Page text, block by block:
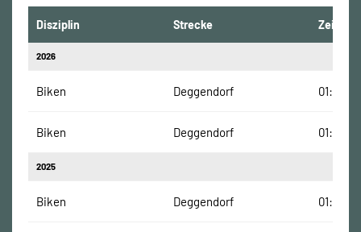
Disziplin Strecke Zeit
2026
Biken Deggendorf
Biken Deggendorf
2025
Biken Deggendorf